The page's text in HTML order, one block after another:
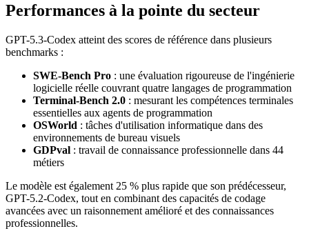
Performances à la pointe du secteur
GPT-5.3-Codex atteint des scores de référence dans plusieurs
benchmarks :
SWE-Bench Pro : une évaluation rigoureuse de l'ingénierie
logicielle réelle couvrant quatre langages de programmation
Terminal-Bench 2.0 : mesurant les compétences terminales
essentielles aux agents de programmation
OSWorld : tâches d'utilisation informatique dans des
environnements de bureau visuels
GDPval : travail de connaissance professionnelle dans 44
métiers
Le modèle est également 25 % plus rapide que son prédécesseur,
GPT-5.2-Codex, tout en combinant des capacités de codage
avancées avec un raisonnement amélioré et des connaissances
professionnelles.